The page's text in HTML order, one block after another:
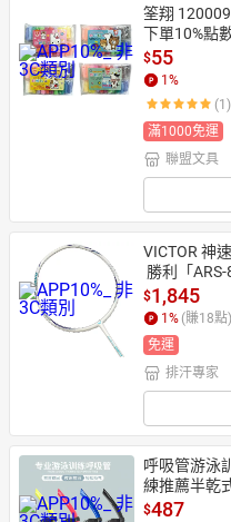
筌翔
下單10%點
$55
1 %
(1)
滿1000免運
聯盟文具
VICTOR 神
勝利「
$1,845
1 % (賺18點)
免運
排汗專家
呼吸管游泳
練推薦半乾
$487